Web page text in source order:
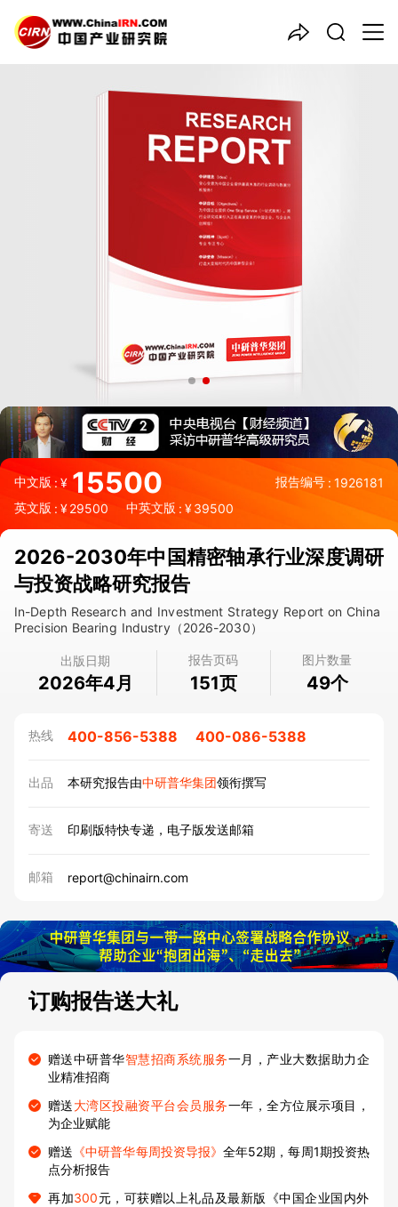
中文版:¥ 15500 报告编号 : 1926181
英文版 : ¥29500 中英文版 : ¥39500
2026-2030年中国精密轴承行业深度调研
与投资战略研究报告
In-Depth Research and Investment Strategy Report on China
Precision Bearing Industry（2026-2030）
出版日期
2026年4月
报告页码
151页
图片数量
49个
热线 400-856-5388 400-086-5388
出品 本研究报告由中研普华集团领衔撰写
寄送 印刷版特快专递，电子版发送邮箱
邮箱 report@chinairn.com
订购报告送大礼
赠送中研普华智慧招商系统服务一月，产业大数据助力企
业精准招商
赠送大湾区投融资平台会员服务一年，全方位展示项目，
为企业赋能
赠送 《中研普华每周投资导报》全年52期，每周1期投资热
点分析报告
再加300元，可获赠以上礼品及最新版《中国企业国内外
中国产业咨询领导者
2026-2030年中国
行业深度调研与投资战略研究
报告
品质保障，一年免费更新维护
报告编号：1926181
出版日期：2026年4月
《2026-2030年中国精密轴承行业深度调研与投资战略研究报
告》由中研普华精密轴承行业分析专家领衔撰写，主要分析了精密
轴承行业的市场规模、发展现状与投资前景，同时对精密轴承行业
的未来发展做出科学的趋势预测和专业的精密轴承行业数据分析，
帮助客户评估精密轴承行业投资价值。
27年研究经验，深度洞察行业驱动力
多元化、高学历的实战型精英团队